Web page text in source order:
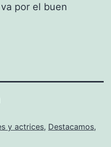
por el buen
y actrices, Destacamos,